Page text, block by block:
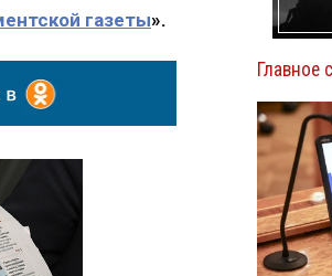
газеты».
Главное